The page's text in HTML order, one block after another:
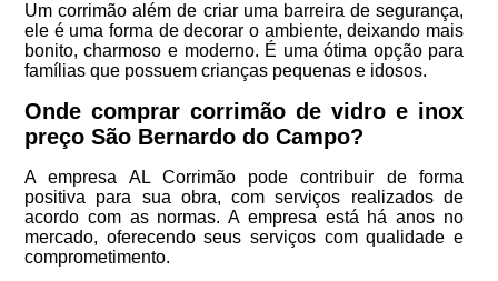
Um corrimão além de criar uma barreira de segurança,
ele é uma forma de decorar o ambiente, deixando mais
bonito, charmoso e moderno. É uma ótima opção para
famílias que possuem crianças pequenas e idosos.
Onde comprar corrimão de vidro e inox
preço São Bernardo do Campo?
A empresa AL Corrimão pode contribuir de forma
positiva para sua obra, com serviços realizados de
acordo com as normas. A empresa está há anos no
mercado, oferecendo seus serviços com qualidade e
comprometimento.